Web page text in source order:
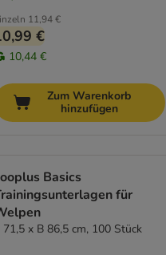
11,94 €
€
10,44 €
Zum Warenkorb
hinzufügen
Basics
für
71,5 x B 86,5 cm, 100 Stück